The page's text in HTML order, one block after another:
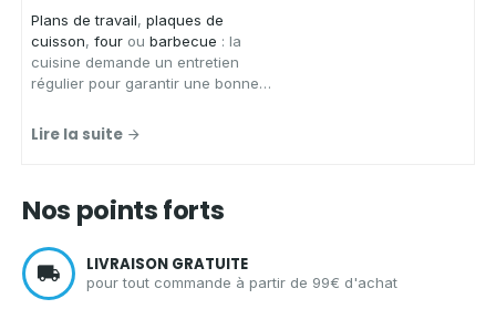
Plans de travail, plaques de
cuisson, fourou barbecue : la
cuisine demande un entretien
régulier pour garantir une bonne
spécialiste des solutions
écologiquepournettoyer votre
cuisineen toute sérénité.
Lire la suite
Nos points forts
LIVRAISON GRATUITE
pour tout commande à partir de 99€ d'achat